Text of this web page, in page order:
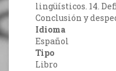
lingüísticos. 14.
Conclusión y
Idioma
Español
Tipo
Libro